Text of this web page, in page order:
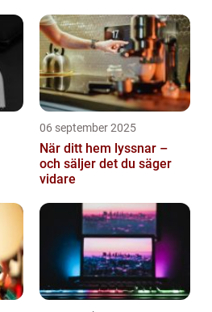
06 september 2025
När ditt hem lyssnar –
och säljer det du säger
vidare